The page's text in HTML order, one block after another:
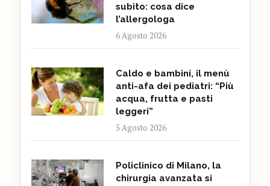
subito: cosa dice
l’allergologa
6 Agosto 2026
Caldo e bambini, il menù
anti-afa dei pediatri: “Più
acqua, frutta e pasti
leggeri”
5 Agosto 2026
Policlinico di Milano, la
chirurgia avanzata si